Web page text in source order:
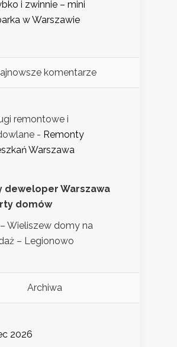
i zwinnie – mini
w Warszawie
komentarze
remontowe i
- Remonty
Warszawa
deweloper Warszawa
domów
Wieliszew domy na
– Legionowo
Archiwa
2026